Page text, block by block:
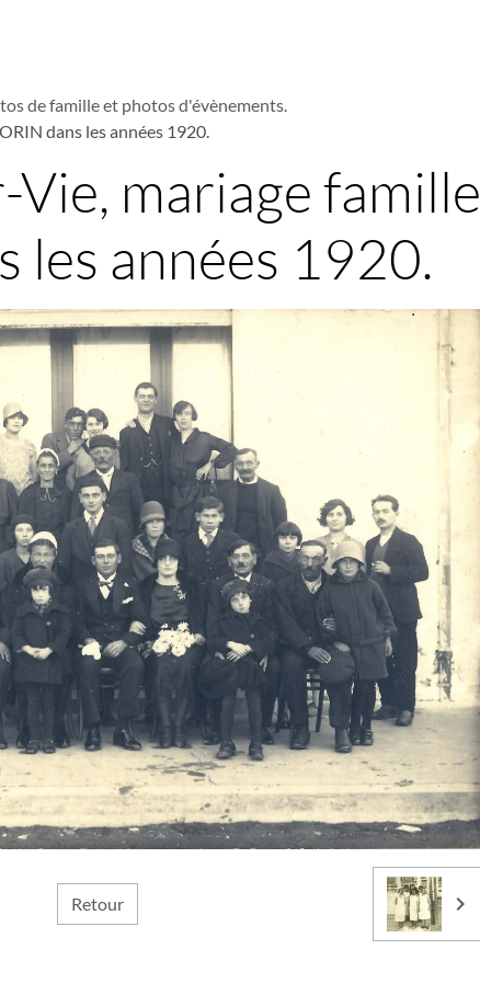
de famille et photos d'évènements.
dans les années 1920.
mariage famille
les années 1920.
Retour